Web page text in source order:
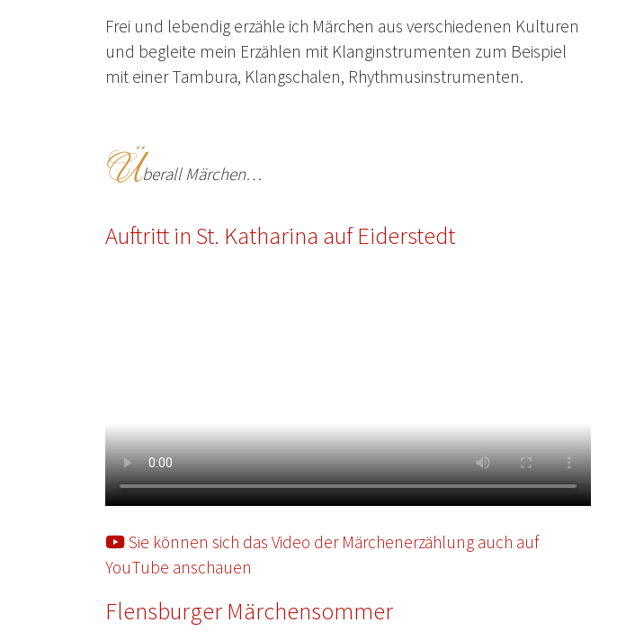
Frei und lebendig erzähle ich Märchen aus verschiedenen Kulturen
und begleite mein Erzählen mit Klanginstrumenten zum Beispiel
mit einer Tambura, Klangschalen, Rhythmusinstrumenten.
Überall Märchen…
Auftritt in St. Katharina auf Eiderstedt
Sie können sich das Video der Märchenerzählung auch auf
YouTube anschauen
Flensburger Märchensommer